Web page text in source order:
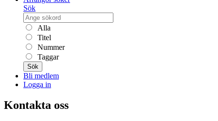
Sök
Alla
Titel
Nummer
Taggar
Sök
Bli medlem
Logga in
Kontakta oss